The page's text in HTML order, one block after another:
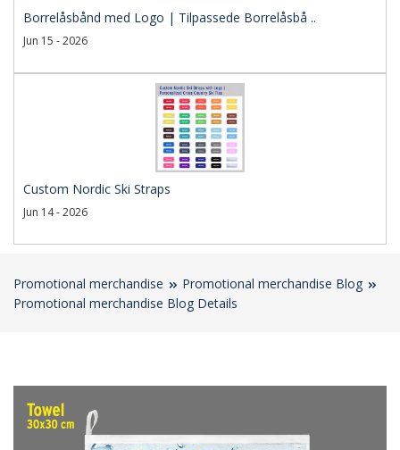
Borrelåsbånd med Logo | Tilpassede Borrelåsbå ..
Jun 15 - 2026
Custom Nordic Ski Straps
Jun 14 - 2026
Promotional merchandise
Promotional merchandise Blog
Promotional merchandise Blog Details